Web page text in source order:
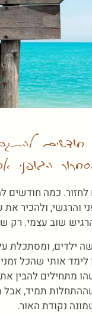
חודשים
הגופני
כמה חודשים
והרגשי, ולהכיר
שוב עצמי. רק
ילדים, ומסתכלת
לימד אותי שהכל
מתחילים להבין
תמיד,
נקודת האור.